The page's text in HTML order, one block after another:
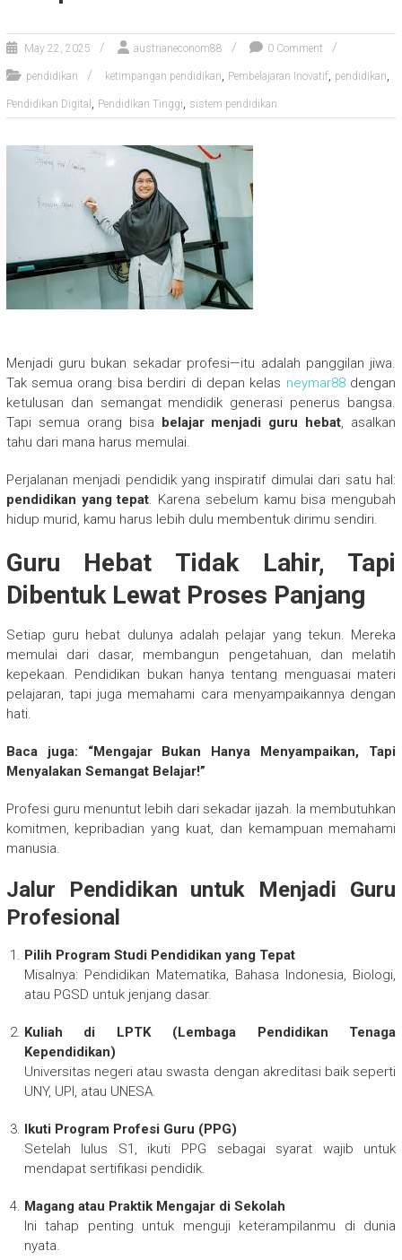
May 22, 2025 austrianeconom88 0 Comment
pendidikan ketimpangan pendidikan, Pembelajaran Inovatif, pendidikan,
Pendidikan Digital , Pendidikan Tinggi, sistem pendidikan
Menjadi guru bukan sekadar profesi—itu adalah panggilan jiwa.
Tak semua orang bisa berdiri di depan kelas neymar88dengan
ketulusan dan semangat mendidik generasi penerus bangsa.
Tapi semua orang bisa belajar menjadi guru hebat, asalkan
tahu dari mana harus memulai.
Perjalanan menjadi pendidik yang inspiratif dimulai dari satu hal:
pendidikan yang tepat. Karena sebelum kamu bisa mengubah
hidup murid, kamu harus lebih dulu membentuk dirimu sendiri.
Guru Hebat Tidak Lahir, Tapi
Dibentuk Lewat Proses Panjang
Setiap guru hebat dulunya adalah pelajar yang tekun. Mereka
memulai dari dasar, membangun pengetahuan, dan melatih
kepekaan. Pendidikan bukan hanya tentang menguasai materi
pelajaran, tapi juga memahami cara menyampaikannya dengan
hati.
Baca juga: “Mengajar Bukan Hanya Menyampaikan, Tapi
Menyalakan Semangat Belajar!”
Profesi guru menuntut lebih dari sekadar ijazah. Ia membutuhkan
komitmen, kepribadian yang kuat, dan kemampuan memahami
manusia.
Jalur Pendidikan untuk Menjadi Guru
Profesional
Pilih Program Studi Pendidikan yang Tepat
Misalnya: Pendidikan Matematika, Bahasa Indonesia, Biologi,
atau PGSD untuk jenjang dasar.
Kuliah di LPTK (Lembaga Pendidikan Tenaga
Kependidikan)
Universitas negeri atau swasta dengan akreditasi baik seperti
UNY, UPI, atau UNESA.
Ikuti Program Profesi Guru (PPG)
Setelah lulus S1, ikuti PPG sebagai syarat wajib untuk
mendapat sertifikasi pendidik.
Magang atau Praktik Mengajar di Sekolah
Ini tahap penting untuk menguji keterampilanmu di dunia
nyata.